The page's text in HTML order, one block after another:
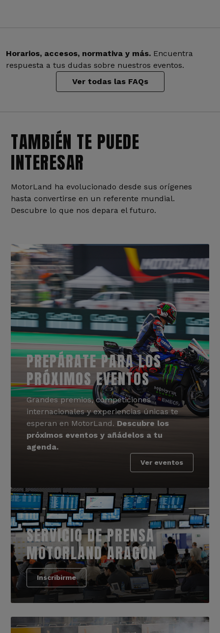
Horarios, accesos, normativa y más. Encuentra
respuesta a tus dudas sobre nuestros eventos.
Ver todas las FAQs
TAMBIÉN TE PUEDE
INTERESAR
MotorLand ha evolucionado desde sus orígenes
hasta convertirse en un referente mundial.
Descubre lo que nos depara el futuro.
PREPÁRATE PARA LOS
PRÓXIMOS EVENTOS
Grandes premios, competiciones
internacionales y experiencias únicas te
esperan en MotorLand. Descubre los
próximos eventos y añádelos a tu
agenda.
Ver eventos
SERVICIO DE PRENSA
MOTORLAND ARAGÓN
Inscribirme